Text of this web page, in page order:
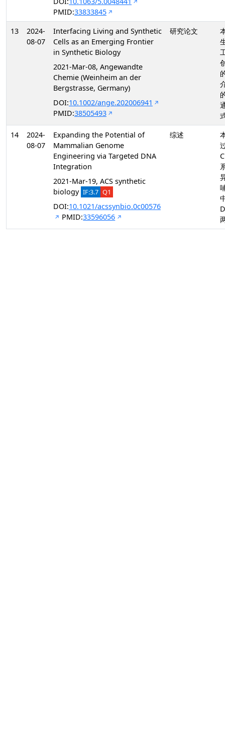
PMID:33833845
13
2024-
08-07
Interfacing Living and Synthetic
Cells as an Emerging Frontier
in Synthetic Biology
2021-Mar-08, Angewandte
Chemie (Weinheim an der
Bergstrasse, Germany)
DOI:10.1002/ange.202006941
PMID:38505493
研究论文
14
2024-
08-07
Expanding the Potential of
Mammalian Genome
Engineering via Targeted DNA
Integration
2021-Mar-19, ACS synthetic
biology IF:3.7 Q1
DOI:10.1021/acssynbio.0c00576
PMID:33596056
综述